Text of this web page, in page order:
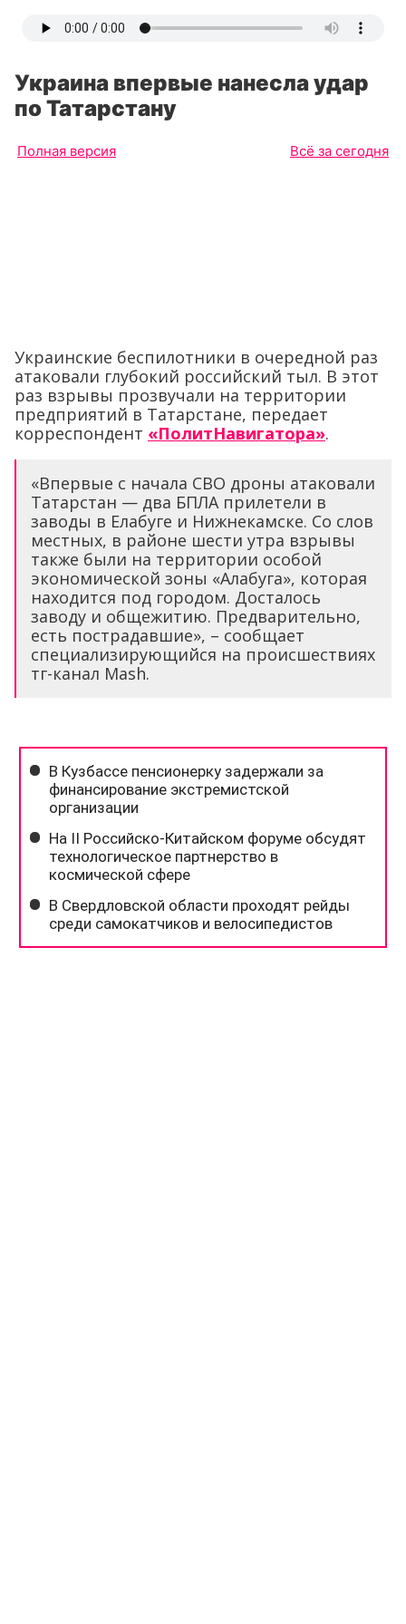
Украина впервые нанесла удар
по Татарстану
Полная версия Всё за сегодня
Украинские беспилотники в очередной раз
атаковали глубокий российский тыл. В этот
раз взрывы прозвучали на территории
предприятий в Татарстане, передает
корреспондент «ПолитНавигатора».
«Впервые с начала СВО дроны атаковали
Татарстан — два БПЛА прилетели в
заводы в Елабуге и Нижнекамске. Со слов
местных, в районе шести утра взрывы
также были на территории особой
экономической зоны «Алабуга», которая
находится под городом. Досталось
заводу и общежитию. Предварительно,
есть пострадавшие», – сообщает
специализирующийся на происшествиях
тг-канал Mash.